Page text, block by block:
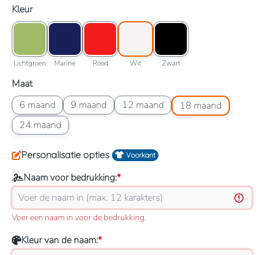
Selecteer
Kleur
Kleuroptie: Lichtgroen
Lichtgroen
Kleuroptie: Marine
Marine
Kleuroptie: Rood
Rood
Kleuroptie: Wit
Wit
Kleuroptie: Zwart
Zwart
Selecteer
Maat
6 maand
Maatoptie: 6 maand
9 maand
Maatoptie: 9 maand12 maand
Maatoptie: 12 maand18 maand
Maatoptie: 18 maand
24 maand
Maatoptie: 24 maand
Personalisatie opties Voorkant
Naam voor bedrukking:*
Voer een naam in voor de bedrukking.
Kleur van de naam:*